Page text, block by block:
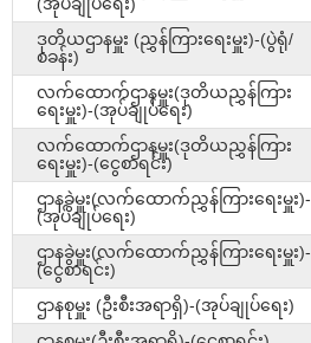
ဒုတိယဌာနမှူး (ညွှန်ကြားရေးမှူး)-(ပွဲရုံ/
စခန်း)
လက်ထောက်ဌာနမှူး(ဒုတိယညွှန်ကြား
ရေးမှူး)-(အုပ်ချုပ်ရေး)
လက်ထောက်ဌာနမှူး(ဒုတိယညွှန်ကြား
ရေးမှူး)-(ငွေစာရင်း)
ဌာနခွဲမှူး(လက်ထောက်ညွှန်ကြားရေးမှူး)-
(အုပ်ချုပ်ရေး)
ဌာနခွဲမှူး(လက်ထောက်ညွှန်ကြားရေးမှူး)-
(ငွေစာရင်း)
ဌာနစုမှူး (ဦးစီးအရာရှိ)-(အုပ်ချုပ်ရေး)